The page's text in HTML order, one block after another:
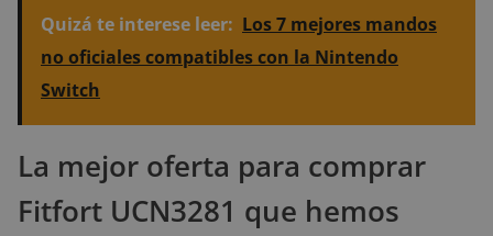
Quizá te interese leer: Los 7 mejores mandos
no oficiales compatibles con la Nintendo
Switch
La mejor oferta para comprar
Fitfort UCN3281 que hemos